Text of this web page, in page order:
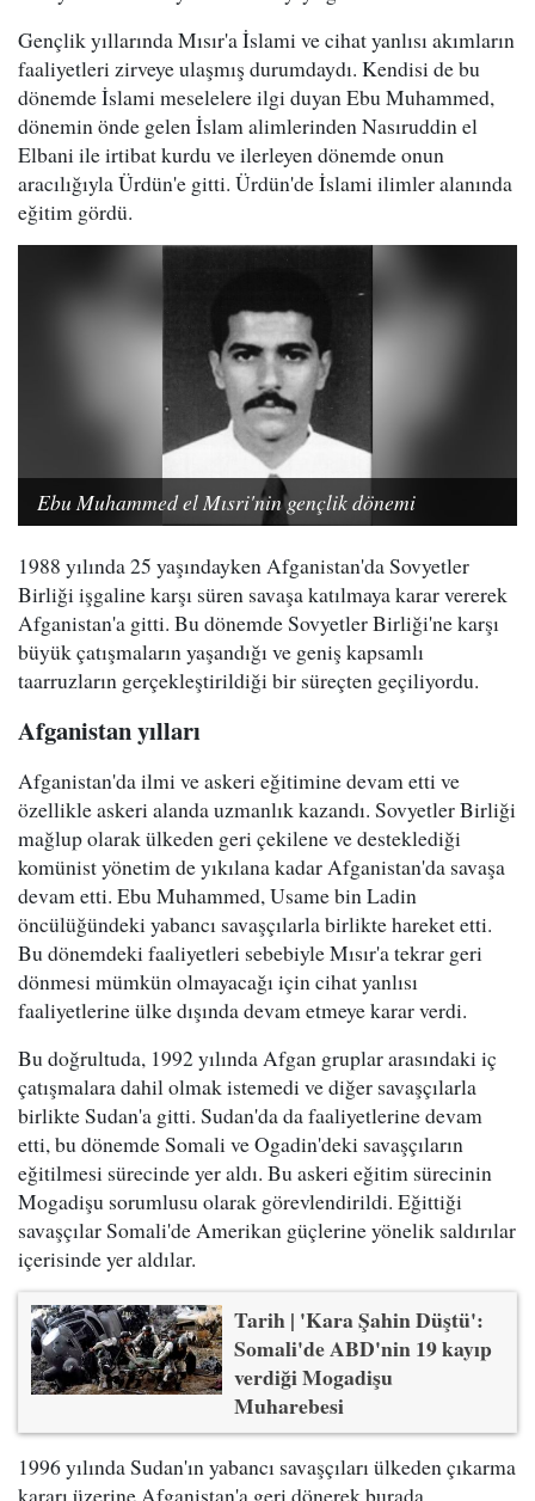
Gençlik yıllarında Mısır'a İslami ve cihat yanlısı akımların
faaliyetleri zirveye ulaşmış durumdaydı. Kendisi de bu
dönemde İslami meselelere ilgi duyan Ebu Muhammed,
dönemin önde gelen İslam alimlerinden Nasıruddin el
Elbani ile irtibat kurdu ve ilerleyen dönemde onun
aracılığıyla Ürdün'e gitti. Ürdün'de İslami ilimler alanında
eğitim gördü.
Ebu Muhammed el Mısri'nin gençlik dönemi
1988 yılında 25 yaşındayken Afganistan'da Sovyetler
Birliği işgaline karşı süren savaşa katılmaya karar vererek
Afganistan'a gitti. Bu dönemde Sovyetler Birliği'ne karşı
büyük çatışmaların yaşandığı ve geniş kapsamlı
taarruzların gerçekleştirildiği bir süreçten geçiliyordu.
Afganistan yılları
Afganistan'da ilmi ve askeri eğitimine devam etti ve
özellikle askeri alanda uzmanlık kazandı. Sovyetler Birliği
mağlup olarak ülkeden geri çekilene ve desteklediği
komünist yönetim de yıkılana kadar Afganistan'da savaşa
devam etti. Ebu Muhammed, Usame bin Ladin
öncülüğündeki yabancı savaşçılarla birlikte hareket etti.
Bu dönemdeki faaliyetleri sebebiyle Mısır'a tekrar geri
dönmesi mümkün olmayacağı için cihat yanlısı
faaliyetlerine ülke dışında devam etmeye karar verdi.
Bu doğrultuda, 1992 yılında Afgan gruplar arasındaki iç
çatışmalara dahil olmak istemedi ve diğer savaşçılarla
birlikte Sudan'a gitti. Sudan'da da faaliyetlerine devam
etti, bu dönemde Somali ve Ogadin'deki savaşçıların
eğitilmesi sürecinde yer aldı. Bu askeri eğitim sürecinin
Mogadişu sorumlusu olarak görevlendirildi. Eğittiği
savaşçılar Somali'de Amerikan güçlerine yönelik saldırılar
içerisinde yer aldılar.
Tarih | 'Kara Şahin Düştü':
Somali'de ABD'nin 19 kayıp
verdiği Mogadişu
Muharebesi
1996 yılında Sudan'ın yabancı savaşçıları ülkeden çıkarma